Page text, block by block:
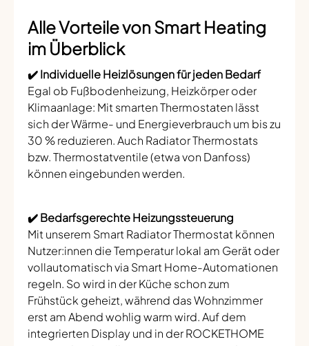
Alle Vorteile von Smart Heating
im Überblick
✔️ Individuelle Heizlösungen für jeden Bedarf
Egal ob Fußbodenheizung, Heizkörper oder
Klimaanlage: Mit smarten Thermostaten lässt
sich der Wärme- und Energieverbrauch um bis zu
30 % reduzieren. Auch Radiator Thermostats
bzw. Thermostatventile (etwa von Danfoss)
können eingebunden werden.
✔️ Bedarfsgerechte Heizungssteuerung
Mit unserem Smart Radiator Thermostat können
Nutzer:innen die Temperatur lokal am Gerät oder
vollautomatisch via Smart Home-Automationen
regeln. So wird in der Küche schon zum
Frühstück geheizt, während das Wohnzimmer
erst am Abend wohlig warm wird. Auf dem
integrierten Display und in der ROCKETHOME